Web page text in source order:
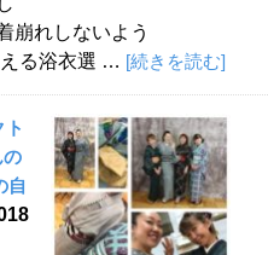
崩れしないよう
る浴衣選 … [続きを読む]
自